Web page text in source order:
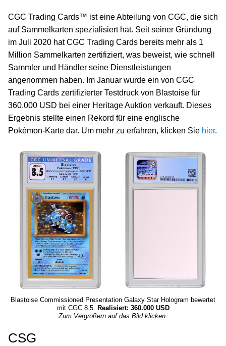
CGC Trading Cards™ ist eine Abteilung von CGC, die sich
auf Sammelkarten spezialisiert hat. Seit seiner Gründung
im Juli 2020 hat CGC Trading Cards bereits mehr als 1
Million Sammelkarten zertifiziert, was beweist, wie schnell
Sammler und Händler seine Dienstleistungen
angenommen haben. Im Januar wurde ein von CGC
Trading Cards zertifizierter Testdruck von Blastoise für
360.000 USD bei einer Heritage Auktion verkauft. Dieses
Ergebnis stellte einen Rekord für eine englische
Pokémon-Karte dar. Um mehr zu erfahren, klicken Sie hier.
Blastoise Commissioned Presentation Galaxy Star Hologram bewertet
mit CGC 8.5. Realisiert: 360.000 USD
Zum Vergrößern auf das Bild klicken.
CSG